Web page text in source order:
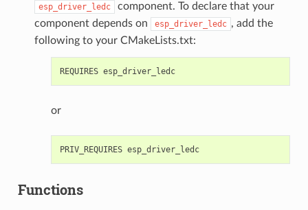
esp_driver_ledc
component. To declare that your
component depends on
esp_driver_ledc , add the
following to your CMakeLists.txt:
REQUIRES esp_driver_ledc
or
PRIV_REQUIRES esp_driver_ledc
Functions